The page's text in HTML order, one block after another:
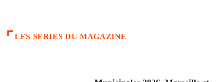
LES SERIES DU MAGAZINE